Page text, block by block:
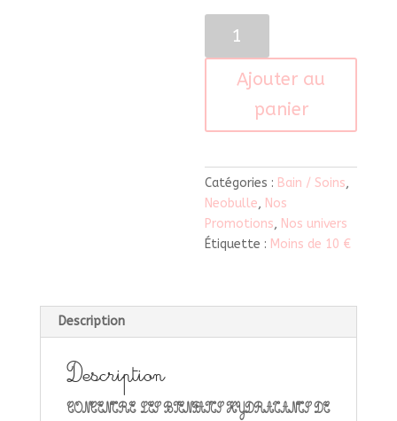
Caresse
d'Aloe
-
Neobulle
Ajouter au
panier
Catégories : Bain / Soins,
Neobulle, Nos
Promotions, Nos univers
Étiquette : Moins de 10 €
Description
Description
CONCENTRE LES BIENFAITS HYDRATANTS DE